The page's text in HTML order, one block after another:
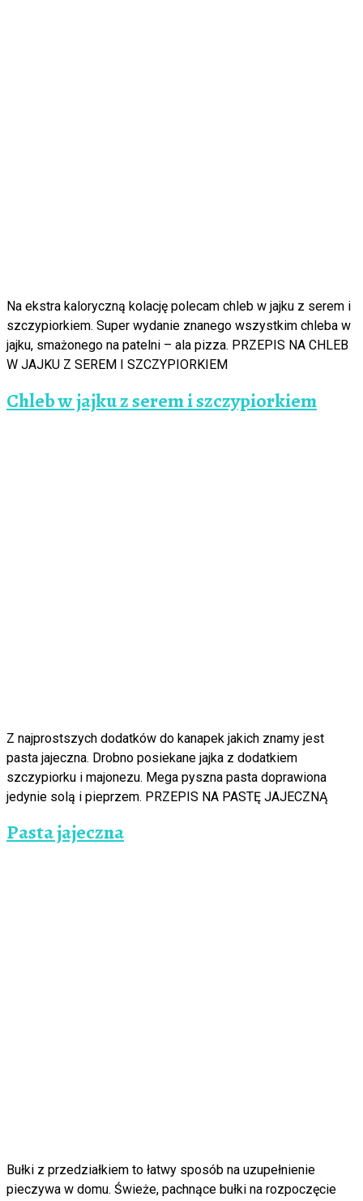
Na ekstra kaloryczną kolację polecam chleb w jajku z serem i
szczypiorkiem. Super wydanie znanego wszystkim chleba w
jajku, smażonego na patelni – ala pizza. PRZEPIS NA CHLEB
W JAJKU Z SEREM I SZCZYPIORKIEM
Chleb w jajku z serem i szczypiorkiem
Z najprostszych dodatków do kanapek jakich znamy jest
pasta jajeczna. Drobno posiekane jajka z dodatkiem
szczypiorku i majonezu. Mega pyszna pasta doprawiona
jedynie solą i pieprzem. PRZEPIS NA PASTĘ JAJECZNĄ
Pasta jajeczna
Bułki z przedziałkiem to łatwy sposób na uzupełnienie
pieczywa w domu. Świeże, pachnące bułki na rozpoczęcie